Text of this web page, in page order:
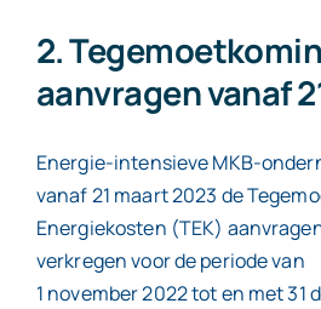
2.
aanvragen vanaf
Energie-intensieve MKB-
vanaf 21 maart 2023 de
Energiekosten (TEK)
verkregen voor de periode van
1 november 2022 tot en met 31